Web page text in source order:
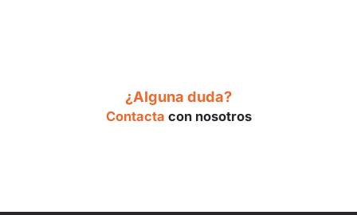
¿Alguna duda?
Contacta con nosotros